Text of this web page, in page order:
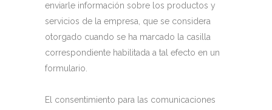
enviarle información sobre los productos y
servicios de la empresa, que se considera
otorgado cuando se ha marcado la casilla
correspondiente habilitada a tal efecto en un
formulario.
El consentimiento para las comunicaciones